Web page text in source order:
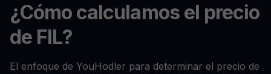
¿Cómo calculamos el precio
de FIL?
El enfoque de YouHodler para determinar el precio de